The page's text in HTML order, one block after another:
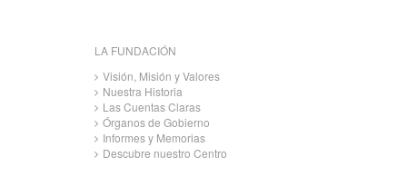
LA FUNDACIÓN
Visión, Misión y Valores
Nuestra Historia
Las Cuentas Claras
Órganos de Gobierno
Informes y Memorias
Descubre nuestro Centro